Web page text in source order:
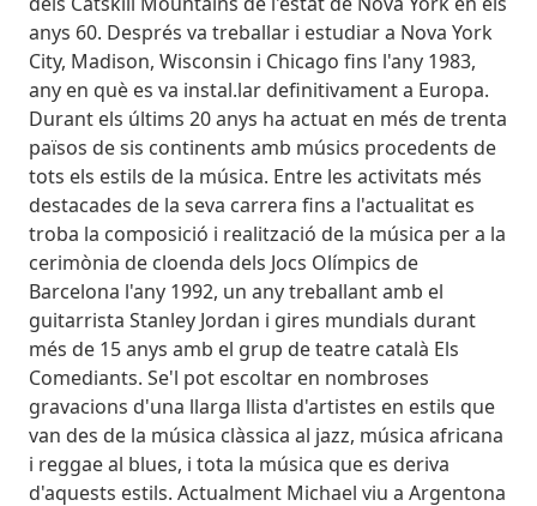
anys 60. Després va treballar i estudiar a Nova York
City, Madison, Wisconsin i Chicago fins l'any 1983,
any en què es va instal.lar definitivament a Europa.
Durant els últims 20 anys ha actuat en més de trenta
països de sis continents amb músics procedents de
tots els estils de la música. Entre les activitats més
destacades de la seva carrera fins a l'actualitat es
troba la composició i realització de la música per a la
cerimònia de cloenda dels Jocs Olímpics de
Barcelona l'any 1992, un any treballant amb el
guitarrista Stanley Jordan i gires mundials durant
més de 15 anys amb el grup de teatre català Els
Comediants. Se'l pot escoltar en nombroses
gravacions d'una llarga llista d'artistes en estils que
van des de la música clàssica al jazz, música africana
i reggae al blues, i tota la música que es deriva
d'aquests estils. Actualment Michael viu a Argentona